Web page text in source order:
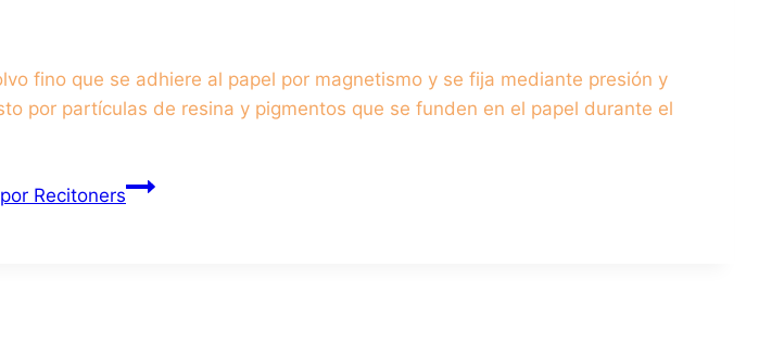
fino que se adhiere al papel por magnetismo y se fija mediante presión y
por partículas de resina y pigmentos que se funden en el papel durante el
Recitoners